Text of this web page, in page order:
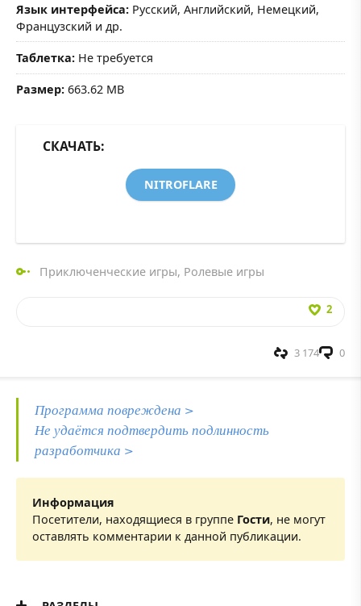
Язык интерфейса: Русский, Английский, Немецкий,
Французский и др.
Таблетка: Не требуется
Размер: 663.62 MB
СКАЧАТЬ:
NITROFLARE
Приключенческие игры, Ролевые игры
2
0
3 174
Программа повреждена >
Не удаётся подтвердить подлинность
разработчика >
Информация
Посетители, находящиеся в группе Гости, не могут
оставлять комментарии к данной публикации.